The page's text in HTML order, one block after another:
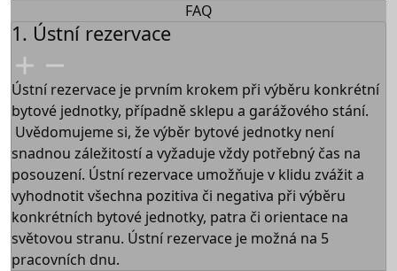
FAQ
1. Ústní rezervace
Ústní rezervace je prvním krokem při výběru konkrétní
bytové jednotky, případně sklepu a garážového stání.
Uvědomujeme si, že výběr bytové jednotky není
snadnou záležitostí a vyžaduje vždy potřebný čas na
posouzení. Ústní rezervace umožňuje v klidu zvážit a
vyhodnotit všechna pozitiva či negativa při výběru
konkrétních bytové jednotky, patra či orientace na
světovou stranu. Ústní rezervace je možná na 5
pracovních dnu.